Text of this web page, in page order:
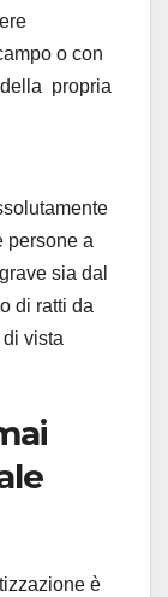
o con
propria
persone a
sia dal
di ratti da
vista
è